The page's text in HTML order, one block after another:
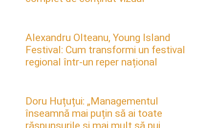
Alexandru Olteanu, Young Island
Festival: Cum transformi un festival
regional într-un reper național
Doru Huțuțui: „Managementul
înseamnă mai puțin să ai toate
răspunsurile și mai mult să pui